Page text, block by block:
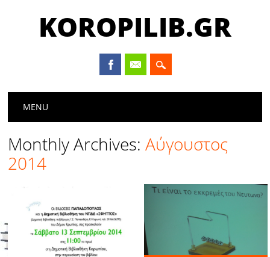
KOROPILIB.GR
Main menu
MENU
Monthly Archives:Αύγουστος
2014